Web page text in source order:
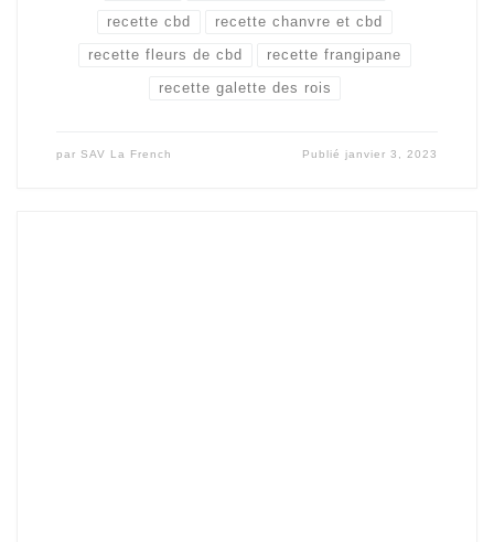
recette cbd
recette chanvre et cbd
recette fleurs de cbd
recette frangipane
recette galette des rois
par SAV La French Publiéjanvier 3, 2023